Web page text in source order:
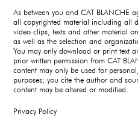
As between you and CAT BLANCHE
all copyrighted material including all
video clips, texts and other material
as well as the selection and
You may only download or print text
prior written permission from CAT
content may only be used for
purposes; you cite the author and
content may be altered or modified.
Privacy Policy